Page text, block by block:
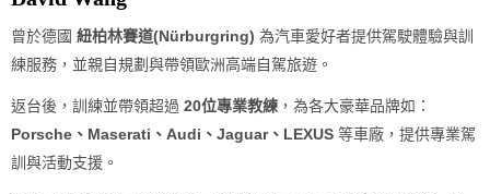
曾於德國 紐柏林賽道(Nürburgring) 為汽車愛好者提供駕駛體驗與訓
練服務，並親自規劃與帶領歐洲高端自駕旅遊。
返台後，訓練並帶領超過 20位專業教練 ，為各大豪華品牌如：
Porsche、Maserati、Audi、Jaguar、LEXUS 等車廠，提供專業駕
訓與活動支援。